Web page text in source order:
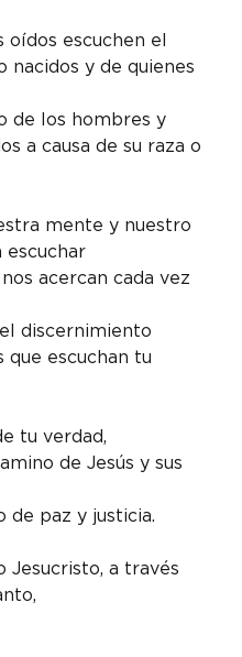
oídos escuchen el
nacidos y de quienes
de los hombres y
a causa de su raza o
mente y nuestro
escuchar
acercan cada vez
discernimiento
que escuchan tu
tu verdad,
de Jesús y sus
de paz y justicia.
Jesucristo, a través